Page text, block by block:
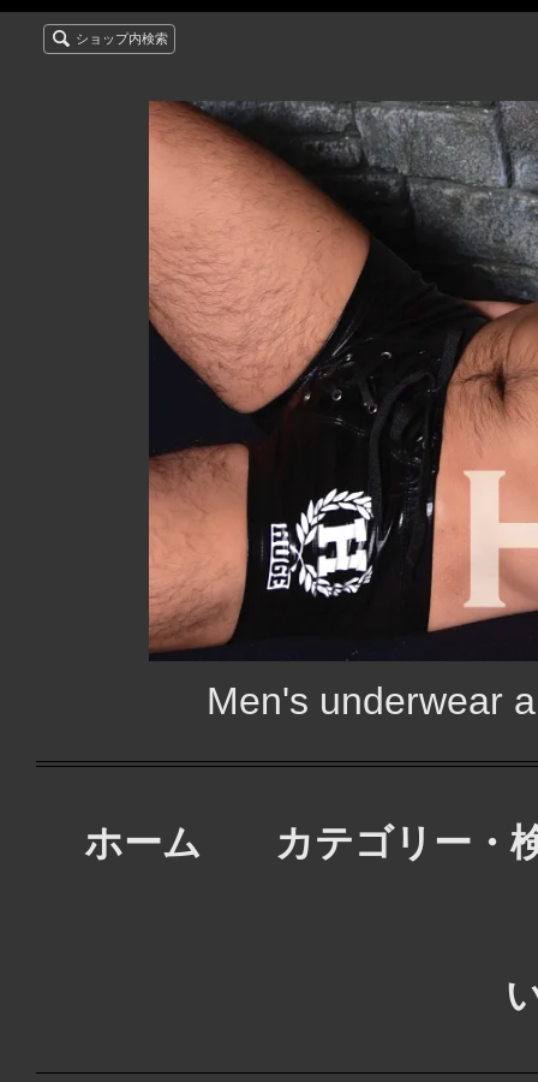
ショップ内検索
Men's underwear
ホーム カテゴリー・